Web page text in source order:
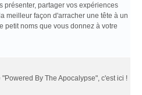
présenter, partager vos expériences
meilleur façon d'arracher une tête à un
petit noms que vous donnez à votre
By The Apocalypse", c'est ici !